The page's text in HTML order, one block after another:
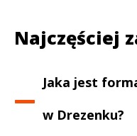
Najczęściej
Jaka jest
w Drezenku?